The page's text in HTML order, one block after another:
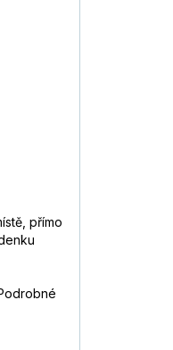
přímo